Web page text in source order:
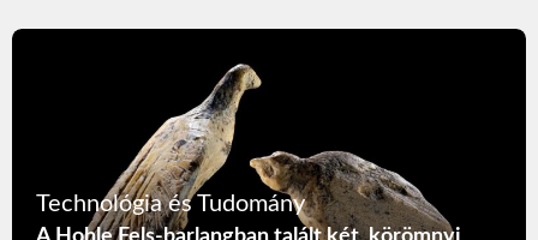
Technológia és Tudomány